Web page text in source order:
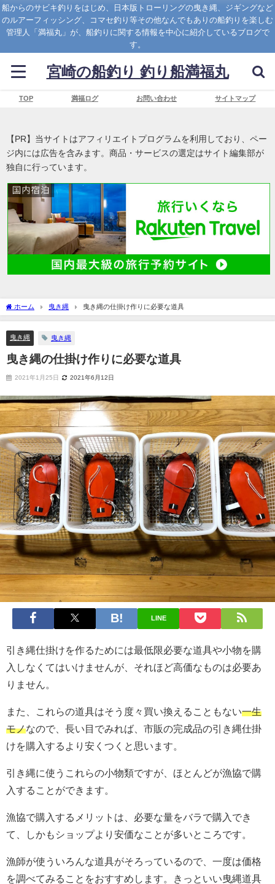
船からのサビキ釣りをはじめ、日本版トローリングの曳き縄、ジギングなど
のルアーフィッシング、コマセ釣り等その他なんでもありの船釣りを楽しむ
管理人「満福丸」が、船釣りに関する情報を中心に紹介しているブログで
す。
宮崎の船釣り 釣り船満福丸
TOP 満福ログ お問い合わせ サイトマップ
【PR】当サイトはアフィリエイトプログラムを利用しており、ペー
ジ内には広告を含みます。商品・サービスの選定はサイト編集部が
独自に行っています。
ホーム 曳き縄 曳き縄の仕掛け作りに必要な道具
曳き縄 曳き縄
曳き縄の仕掛け作りに必要な道具
2021年1月25日 2021年6月12日
LINE
引き縄仕掛けを作るためには最低限必要な道具や小物を購
入しなくてはいけませんが、それほど高価なものは必要あ
りません。
また、これらの道具はそう度々買い換えることもない一生
モノなので、長い目でみれば、市販の完成品の引き縄仕掛
けを購入するより安くつくと思います。
引き縄に使うこれらの小物類ですが、ほとんどが漁協で購
入することができます。
漁協で購入するメリットは、必要な量をバラで購入でき
て、しかもショップより安価なことが多いところです。
漁師が使ういろんな道具がそろっているので、一度は価格
を調べてみることをおすすめします。きっといい曳縄道具